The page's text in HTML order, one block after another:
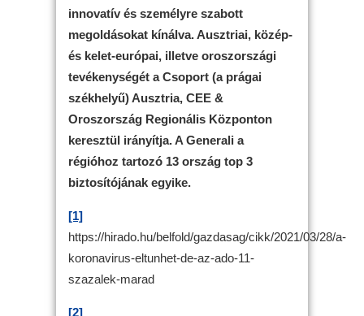
innovatív és személyre szabott
megoldásokat kínálva. Ausztriai, közép-
és kelet-európai, illetve oroszországi
tevékenységét a Csoport (a prágai
székhelyű) Ausztria, CEE &
Oroszország Regionális Központon
keresztül irányítja. A Generali a
régióhoz tartozó 13 ország top 3
biztosítójának egyike.
[1]
https://hirado.hu/belfold/gazdasag/cikk/2021/03/28/a-
koronavirus-eltunhet-de-az-ado-11-
szazalek-marad
[2]